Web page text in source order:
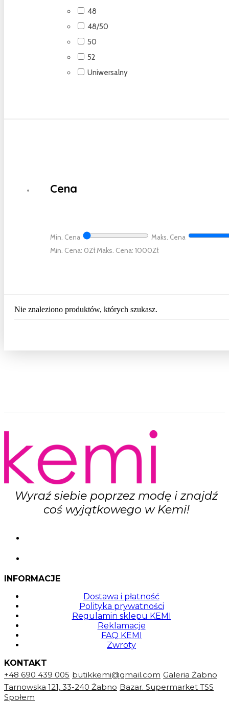
48
48/50
50
52
Uniwersalny
Cena
Min. Cena Maks. Cena
Min. Cena: 0 Maks. Cena: 1000
Nie znaleziono produktów, których szukasz.
Wyraź siebie poprzez modę i znajdź
coś wyjątkowego w Kemi!
INFORMACJE
Dostawa i płatność
Polityka prywatności
Regulamin sklepu KEMI
Reklamacje
FAQ KEMI
Zwroty
KONTAKT
+48 690 439 005 butikkemi@gmail.com Galeria Żabno
Tarnowska 121, 33-240 Żabno Bazar. Supermarket TSS
Społem